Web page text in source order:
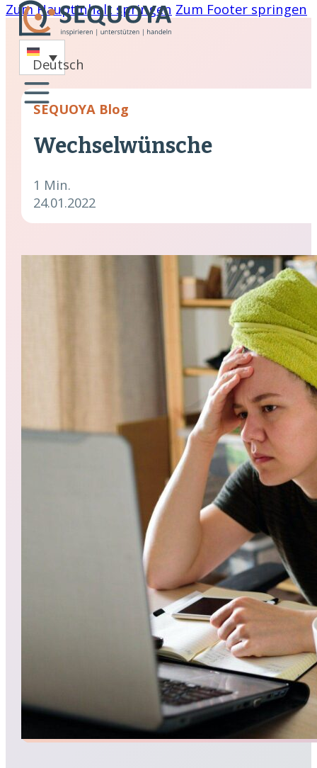
Zum Hauptinhalt springen Zum Footer springen
Deutsch
SEQUOYA Blog
Wechselwünsche
1 Min.
24.01.2022